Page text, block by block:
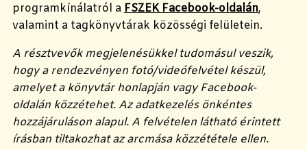
programkínálatról a FSZEK Facebook-oldalán,
valamint a tagkönyvtárak közösségi felületein.
A résztvevők megjelenésükkel tudomásul veszik,
hogy a rendezvényen fotó/videófelvétel készül,
amelyet a könyvtár honlapján vagy Facebook-
oldalán közzétehet. Az adatkezelés önkéntes
hozzájáruláson alapul. A felvételen látható érintett
írásban tiltakozhat az arcmása közzététele ellen.